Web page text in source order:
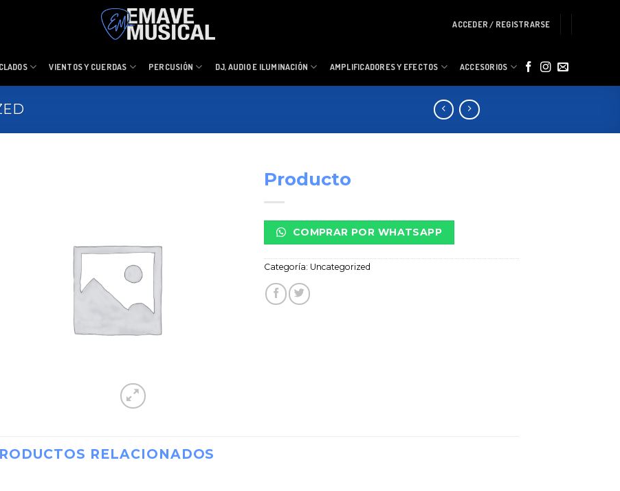
ACCEDER / REGISTRARSE
VIENTOS Y CUERDAS PERCUSIÓN DJ, AUDIO E ILUMINACIÓN AMPLIFICADORES Y EFECTOS ACCESORIOS
Producto
COMPRAR POR WHATSAPP
Categoría: Uncategorized
RELACIONADOS